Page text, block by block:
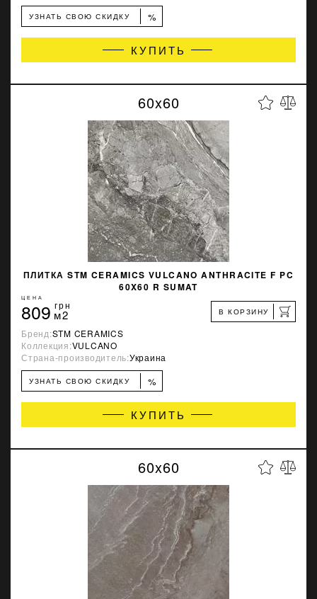
УЗНАТЬ СВОЮ СКИДКУ %
КУПИТЬ
60x60
ПЛИТКА STM CERAMICS VULCANO ANTHRACITE F PC
60X60 R SUMAT
ЦЕНА
809 грн
м2 В КОРЗИНУ
Бренд:STM CERAMICS
Коллекция:VULCANO
Страна-производитель:Украина
УЗНАТЬ СВОЮ СКИДКУ %
КУПИТЬ
60x60